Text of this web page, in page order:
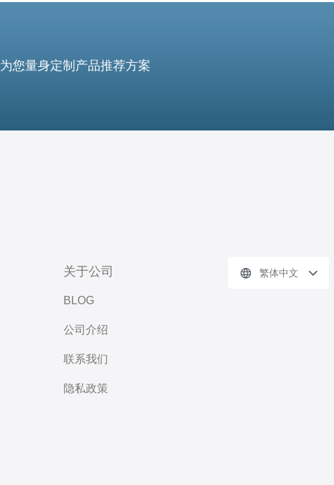
您量身定制产品推荐方案
关于公司
BLOG
公司介绍
联系我们
隐私政策
繁体中文